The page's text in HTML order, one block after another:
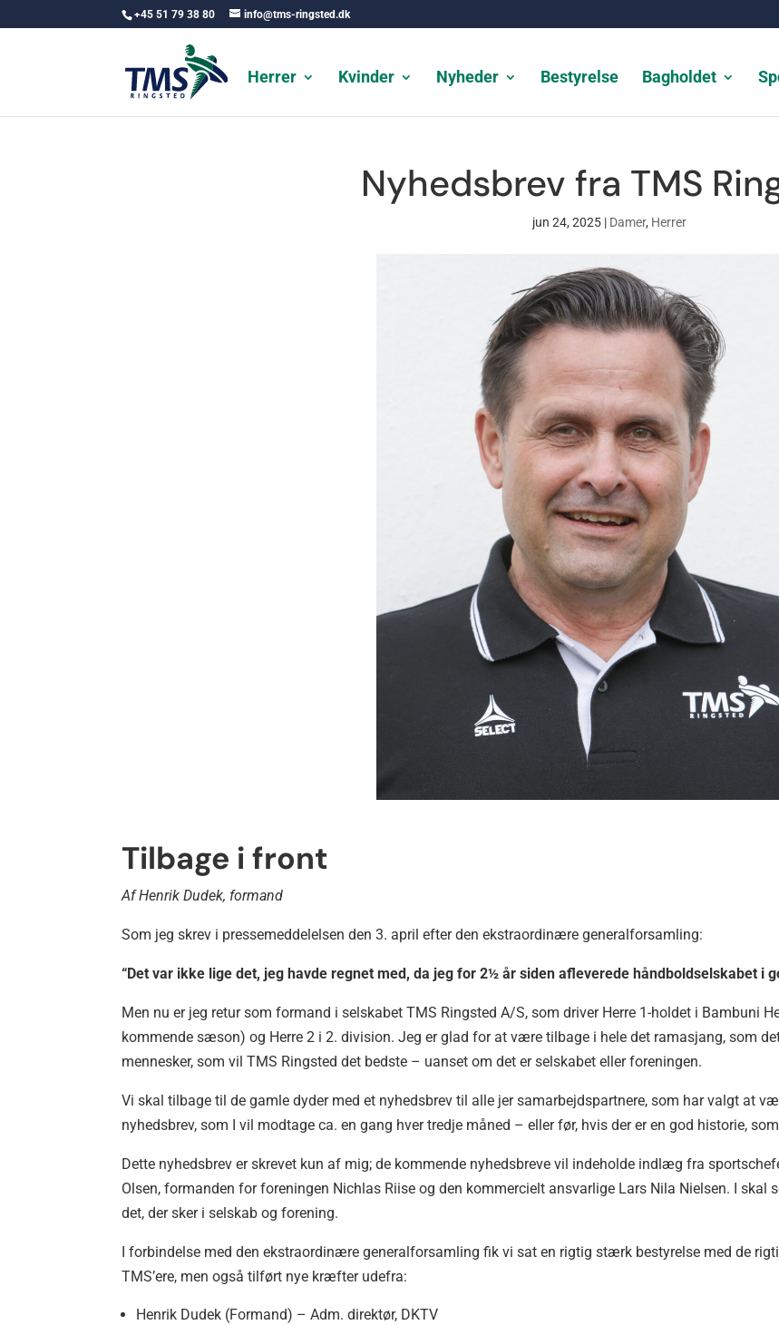
+45 51 79 38 80 info@tms-ringsted.dk
Herrer Kvinder Nyheder Bestyrelse Bagholdet
Nyhedsbrev fra TMS
jun 24, 2025 | Damer, Herrer
Tilbage i front
Af Henrik Dudek, formand
Som jeg skrev i pressemeddelelsen den 3. april efter den ekstraordinære generalforsamling:
“Det var ikke lige det, jeg havde regnet med, da jeg for 2½ år siden afleverede håndboldselskabet i
Men nu er jeg retur som formand i selskabet TMS Ringsted A/S, som driver Herre 1-holdet i Bambuni
kommende sæson) og Herre 2 i 2. division. Jeg er glad for at være tilbage i hele det ramasjang, som
mennesker, som vil TMS Ringsted det bedste – uanset om det er selskabet eller foreningen.
Vi skal tilbage til de gamle dyder med et nyhedsbrev til alle jer samarbejdspartnere, som har valgt at
nyhedsbrev, som I vil modtage ca. en gang hver tredje måned – eller før, hvis der er en god historie,
Dette nyhedsbrev er skrevet kun af mig; de kommende nyhedsbreve vil indeholde indlæg fra
Olsen, formanden for foreningen Nichlas Riise og den kommercielt ansvarlige Lars Nila Nielsen. I
det, der sker i selskab og forening.
I forbindelse med den ekstraordinære generalforsamling fik vi sat en rigtig stærk bestyrelse med de
TMS’ere, men også tilført nye kræfter udefra:
Henrik Dudek (Formand) – Adm. direktør, DKTV